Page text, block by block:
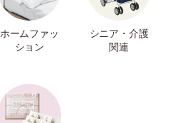
ホームファッ
ション
シニア・介護
関連